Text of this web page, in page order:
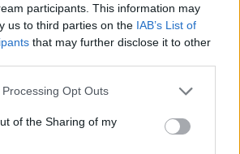
participants. This information may
us to third parties on the IAB’s List of
that may further disclose it to other
Opt Outs
of the Sharing of my